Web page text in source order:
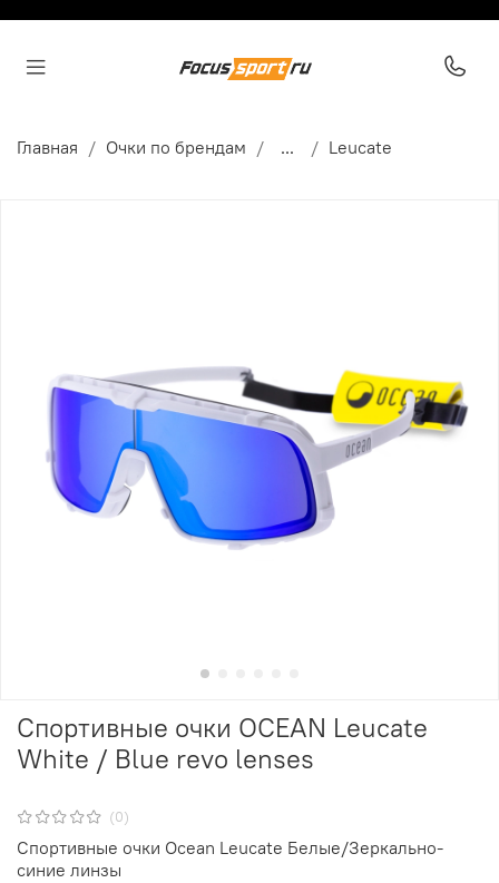
Главная Очки по брендам ... Leucate
(0)
Спортивные очки OCEAN Leucate
White / Blue revo lenses
Спортивные очки Ocean Leucate Белые/Зеркально-
синие линзы